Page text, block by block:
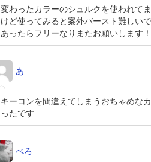
変わったカラーのシュルクを使われて
けど使ってみると案外バースト難し
あったらフリーなりまたお願いします！
あ
キーコンを間違えてしまうおちゃめな
ったです
ぺろ